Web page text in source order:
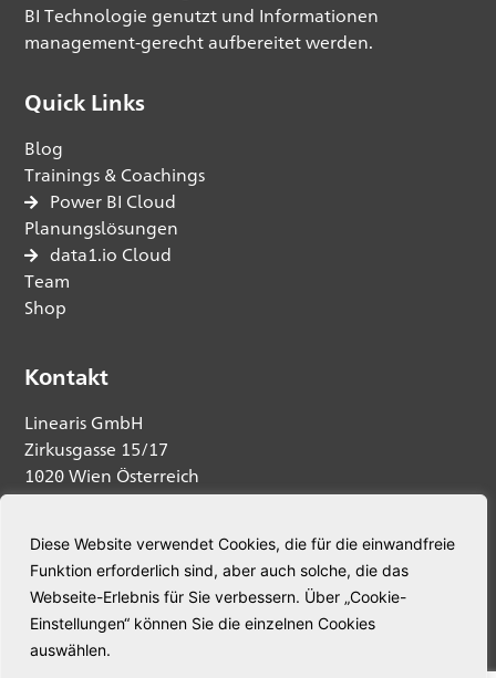
Diese Website verwendet Cookies, die für die einwandfreie
Funktion erforderlich sind, aber auch solche, die das
Webseite-Erlebnis für Sie verbessern. Über „Cookie-
Einstellungen“ können Sie die einzelnen Cookies
auswählen.
BI Technologie genutzt und Informationen
management-gerecht aufbereitet werden.
Quick Links
Blog
Trainings & Coachings
Power BI Cloud
Planungslösungen
data1.io Cloud
Team
Shop
Kontakt
Linearis GmbH
Zirkusgasse 15/17
1020 Wien Österreich
Anfrage senden
Telefon:+43 664 5345563
E-Mail:welcome@linearis.at